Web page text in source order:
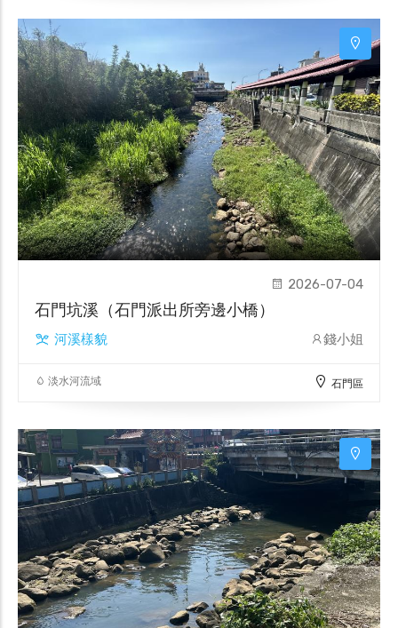
2026-07-04
石門坑溪（石門派出所旁邊小橋）
河溪樣貌 錢小姐
石門區
淡水河流域